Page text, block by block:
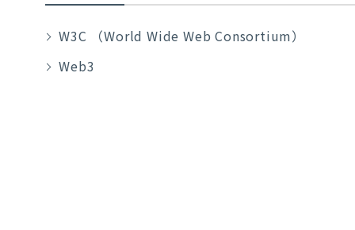
W3C （World Wide Web Consortium）
Web3